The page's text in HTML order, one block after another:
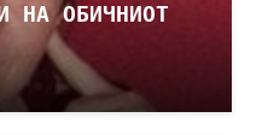
НА ОБИЧНИОТ